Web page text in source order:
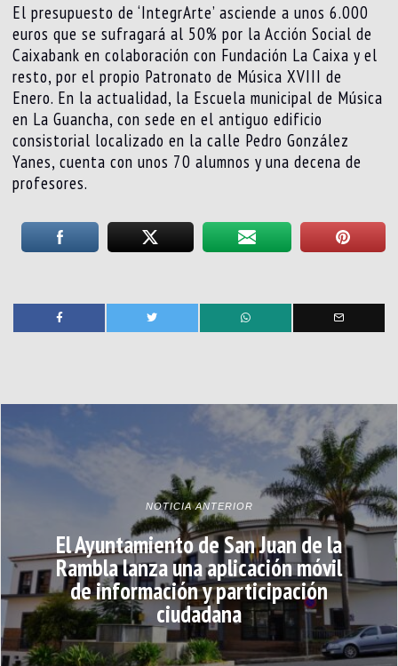
El presupuesto de ‘IntegrArte’ asciende a unos 6.000
euros que se sufragará al 50% por la Acción Social de
Caixabank en colaboración con Fundación La Caixa y el
resto, por el propio Patronato de Música XVIII de
Enero. En la actualidad, la Escuela municipal de Música
en La Guancha, con sede en el antiguo edificio
consistorial localizado en la calle Pedro González
Yanes, cuenta con unos 70 alumnos y una decena de
profesores.
NOTICIA ANTERIOR
El Ayuntamiento de San Juan de la
Rambla lanza una aplicación móvil
de información y participación
ciudadana